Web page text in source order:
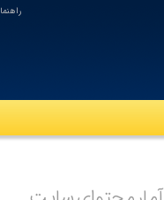
راهنما